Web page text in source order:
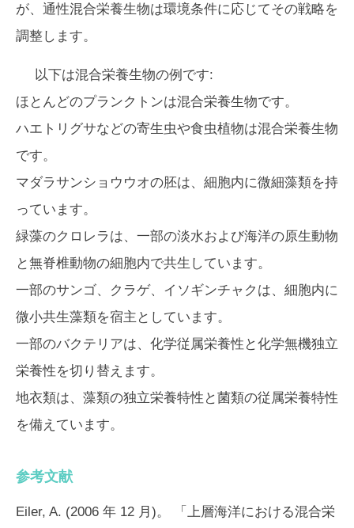
が、通性混合栄養生物は環境条件に応じてその戦略を
調整します。
以下は混合栄養生物の例です:
ほとんどのプランクトンは混合栄養生物です。
ハエトリグサなどの寄生虫や食虫植物は混合栄養生物
です。
マダラサンショウウオの胚は、細胞内に微細藻類を持
っています。
緑藻のクロレラは、一部の淡水および海洋の原生動物
と無脊椎動物の細胞内で共生しています。
一部のサンゴ、クラゲ、イソギンチャクは、細胞内に
微小共生藻類を宿主としています。
一部のバクテリアは、化学従属栄養性と化学無機独立
栄養性を切り替えます。
地衣類は、藻類の独立栄養特性と菌類の従属栄養特性
を備えています。
参考文献
Eiler, A. (2006 年 12 月)。 「上層海洋における混合栄